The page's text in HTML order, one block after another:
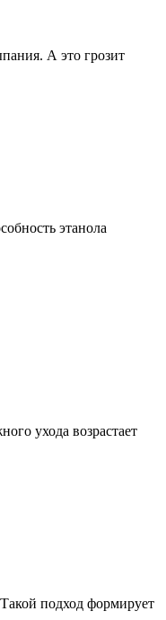
А это грозит
этанола
ухода возрастает
подход формирует